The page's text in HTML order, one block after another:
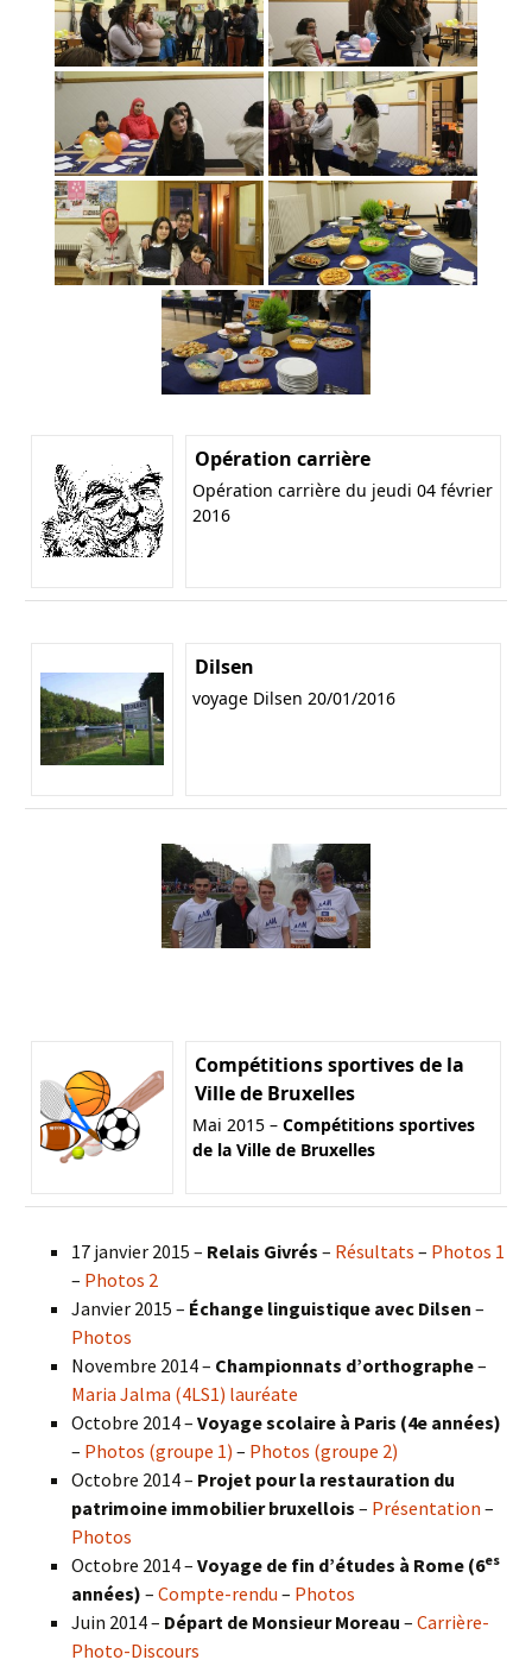
Opération carrière
Opération carrière du jeudi 04 février
2016
Dilsen
voyage Dilsen 20/01/2016
Compétitions sportives de la
Ville de Bruxelles
Mai 2015 – Compétitions sportives
de la Ville de Bruxelles
17 janvier 2015 – Relais Givrés – Résultats – Photos 1
– Photos 2
Janvier 2015 – Échange linguistique avec Dilsen –
Photos
Novembre 2014 – Championnats d’orthographe–
Maria Jalma (4LS1) lauréate
Octobre 2014 – Voyage scolaire à Paris (4e années)
– Photos (groupe 1) – Photos (groupe 2)
Octobre 2014 – Projet pour la restauration du
patrimoine immobilier bruxellois – Présentation –
Photos
Octobre 2014 – Voyage de fin d’études à Rome (6es
années) – Compte-rendu – Photos
Juin 2014 – Départ de Monsieur Moreau – Carrière-
Photo-Discours